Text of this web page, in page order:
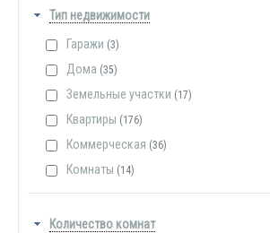
Тип недвижимости
Гаражи (3)
Дома (35)
Земельные участки (17)
Квартиры (176)
Коммерческая (36)
Комнаты (14)
Количество комнат